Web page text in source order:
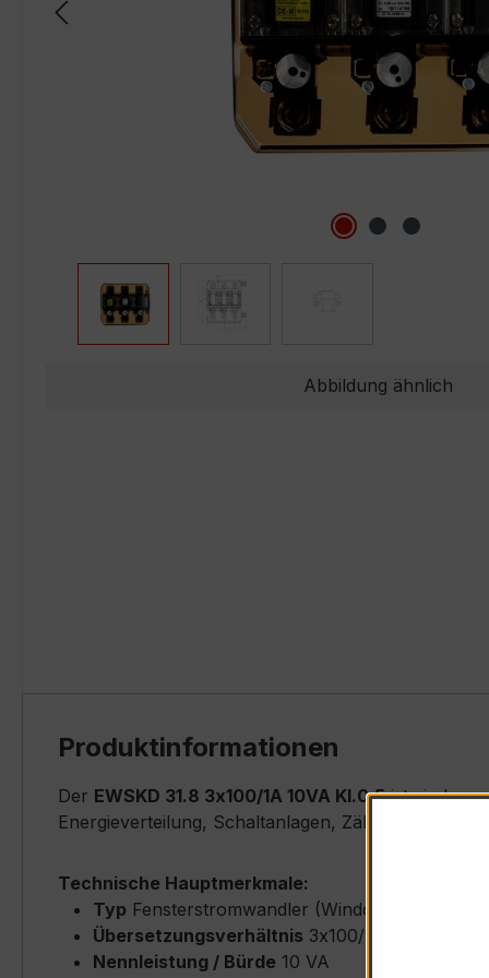
Abbildung ähnlich
Produktinformationen
Der EWSKD 31.8 3x100/1A 10VA Kl.0,5ist ein
Energieverteilung, Schaltanlagen, Zählerfeldern
Technische Hauptmerkmale:
Typ Fensterstromwandler (Window-Type) –
Übersetzungsverhältnis 3x100/1 A
Nennleistung / Bürde 10 VA